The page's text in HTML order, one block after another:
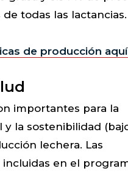
todas las lactancias.
de producción aquí
importantes para la
la sostenibilidad
lechera. Las
en el